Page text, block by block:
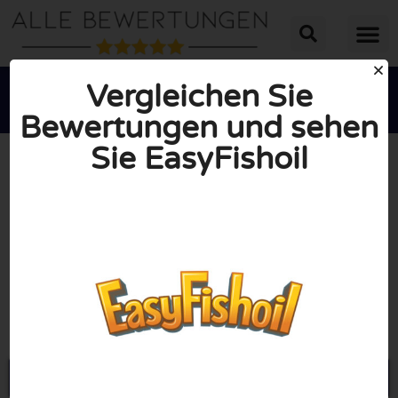
  
INSGESAMT: 10/10
(0 Bewertungen)
Vergleichen Sie
Bewertungen und sehen
Sie EasyFishoil